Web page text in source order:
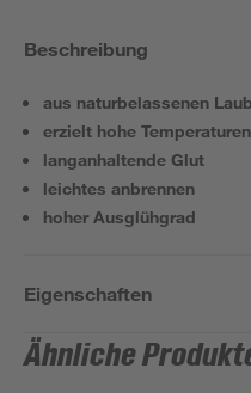
Beschreibung
aus naturbelassenen
erzielt hohe Temperaturen
langanhaltende Glut
leichtes anbrennen
hoher Ausglühgrad
Eigenschaften
Ähnliche